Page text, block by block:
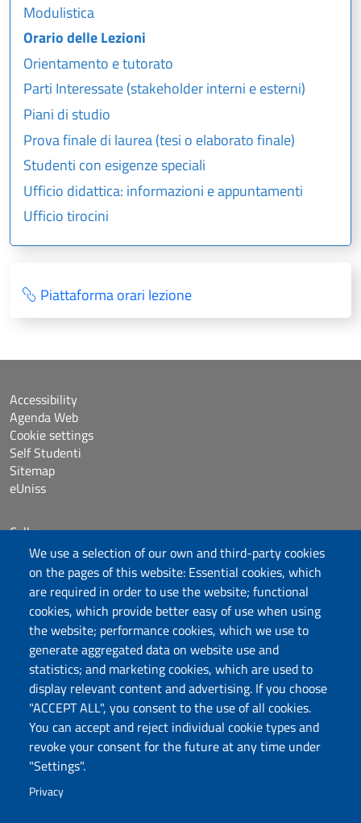
We use a selection of our own and third-party cookies
on the pages of this website: Essential cookies, which
are required in order to use the website; functional
cookies, which provide better easy of use when using
the website; performance cookies, which we use to
generate aggregated data on website use and
statistics; and marketing cookies, which are used to
display relevant content and advertising. If you choose
"ACCEPT ALL", you consent to the use of all cookies.
You can accept and reject individual cookie types and
revoke your consent for the future at any time under
"Settings".
Privacy
Modulistica
Orario delle Lezioni
Orientamento e tutorato
Parti Interessate (stakeholder interni e esterni)
Piani di studio
Prova finale di laurea (tesi o elaborato finale)
Studenti con esigenze speciali
Ufficio didattica: informazioni e appuntamenti
Ufficio tirocini
Piattaforma orari lezione
Università degli Studi di Sassari
Dipartimento di Storia, Scienze dell’Uomo e
della Formazione
Via Maurizio Zanfarino 62, 07100 Sassari
PEC: dip.storia.scienze.formazione@pec.uniss.it
www.uniss.it
Accessibility
Agenda Web
Cookie settings
Self Studenti
Sitemap
eUniss
Calls
Dichiarazione di accessibilità
Posta elettronica @uniss.it
Protocollo
Follow us